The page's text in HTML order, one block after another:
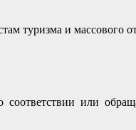
туризма и массового
или